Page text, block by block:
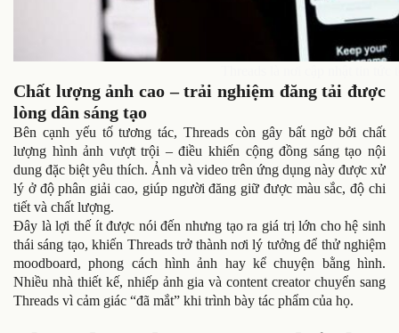
Chất lượng ảnh cao – trải nghiệm đăng tải được
lòng dân sáng tạo
Bên cạnh yếu tố tương tác, Threads còn gây bất ngờ bởi chất
lượng hình ảnh vượt trội – điều khiến cộng đồng sáng tạo nội
dung đặc biệt yêu thích. Ảnh và video trên ứng dụng này được xử
lý ở độ phân giải cao, giúp người đăng giữ được màu sắc, độ chi
tiết và chất lượng.
Đây là lợi thế ít được nói đến nhưng tạo ra giá trị lớn cho hệ sinh
thái sáng tạo, khiến Threads trở thành nơi lý tưởng để thử nghiệm
moodboard, phong cách hình ảnh hay kể chuyện bằng hình.
Nhiều nhà thiết kế, nhiếp ảnh gia và content creator chuyển sang
Threads vì cảm giác “đã mắt” khi trình bày tác phẩm của họ.